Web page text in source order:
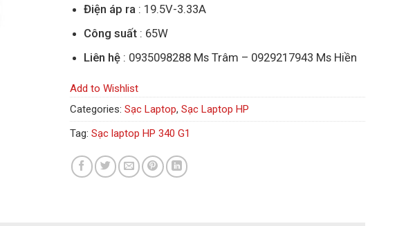
Điện áp ra: 19.5V-3.33A
Công suất: 65W
Liên hệ: 0935098288 Ms Trâm – 0929217943 Ms Hiền
Add to Wishlist
Categories: Sạc Laptop, Sạc Laptop HP
Tag: Sạc laptop HP 340 G1